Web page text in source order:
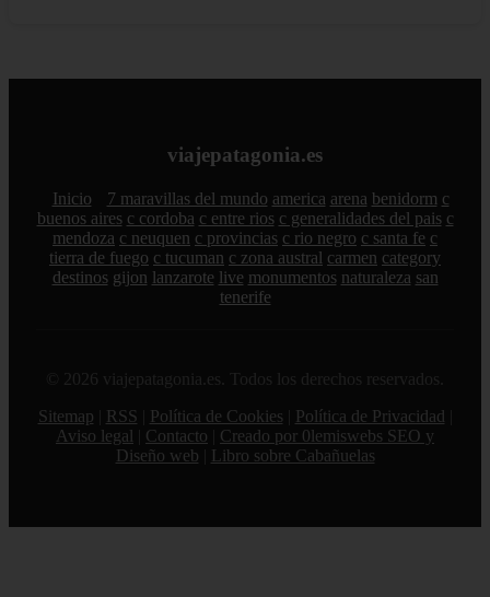
viajepatagonia.es
Inicio 7 maravillas del mundo america arena benidorm c
buenos aires c cordoba c entre rios c generalidades del pais c
mendoza c neuquen c provincias c rio negro c santa fe c
tierra de fuego c tucuman c zona austral carmen category
destinos gijon lanzarote live monumentos naturaleza san
tenerife
© 2026 viajepatagonia.es. Todos los derechos reservados.
Sitemap
RSS Política de Cookies Política de Privacidad
Aviso legal
Contacto
Creado por 0lemiswebs SEO y
Diseño web
Libro sobre Cabañuelas